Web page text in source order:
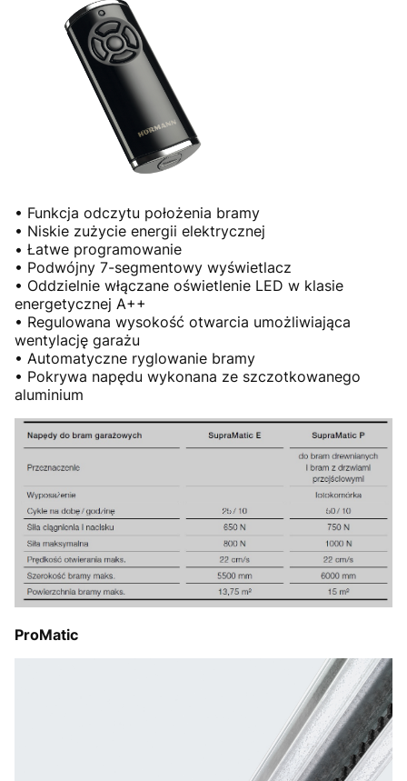
• Funkcja odczytu położenia bramy
• Niskie zużycie energii elektrycznej
• Łatwe programowanie
• Podwójny 7-segmentowy wyświetlacz
• Oddzielnie włączane oświetlenie LED w klasie
energetycznej A++
• Regulowana wysokość otwarcia umożliwiająca
wentylację garażu
• Automatyczne ryglowanie bramy
• Pokrywa napędu wykonana ze szczotkowanego
aluminium
ProMatic